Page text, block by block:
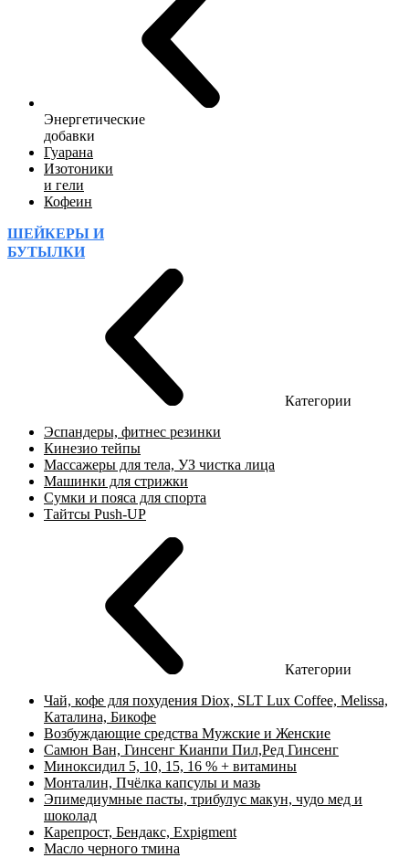
Энергетические
добавки
Гуарана
Изотоники
и гели
Кофеин
ШЕЙКЕРЫ И
БУТЫЛКИ
Категории
Эспандеры, фитнес резинки
Кинезио тейпы
Массажеры для тела, УЗ чистка лица
Машинки для стрижки
Сумки и пояса для спорта
Тайтсы Push-UP
Категории
Чай, кофе для похудения Diox, SLT Lux Coffee, Melissa,
Каталина, Бикофе
Возбуждающие средства Мужские и Женские
Самюн Ван, Гинсенг Кианпи Пил,Ред Гинсенг
Миноксидил 5, 10, 15, 16 % + витамины
Монталин, Пчёлка капсулы и мазь
Эпимедиумные пасты, трибулус макун, чудо мед и
шоколад
Карепрост, Бендакс, Expigment
Масло черного тмина